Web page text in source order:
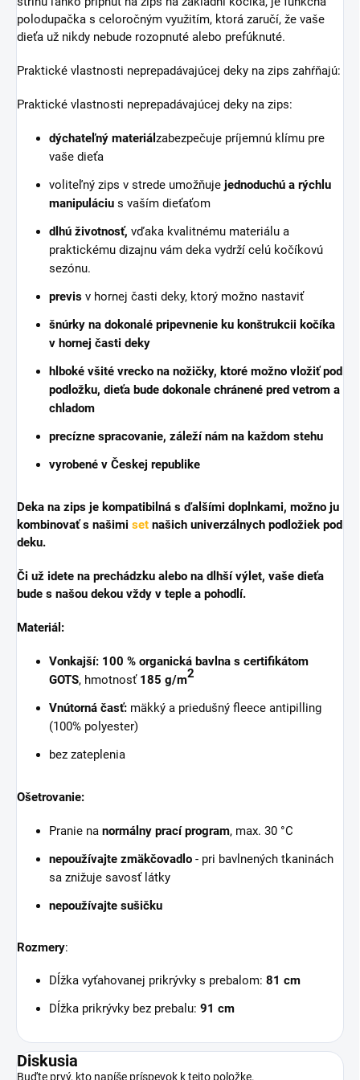
polodupačka s celoročným využitím, ktorá zaručí, že vaše
dieťa už nikdy nebude rozopnuté alebo prefúknuté.
Praktické vlastnosti neprepadávajúcej deky na zips zahŕňajú:
Praktické vlastnosti neprepadávajúcej deky na zips:
dýchateľný materiál zabezpečuje príjemnú klímu pre
vaše dieťa
voliteľný zips v strede umožňuje jednoduchú a rýchlu
manipuláciu s vaším dieťaťom
dlhú životnosť, vďaka kvalitnému materiálu a
praktickému dizajnu vám deka vydrží celú kočíkovú
sezónu.
previs v hornej časti deky, ktorý možno nastaviť
šnúrky na dokonalé pripevnenie ku konštrukcii kočíka
v hornej časti deky
hlboké všité vrecko na nožičky, ktoré možno vložiť pod
podložku, dieťa bude dokonale chránené pred vetrom a
chladom
precízne spracovanie, záleží nám na každom stehu
vyrobené v Českej republike
Deka na zips je kompatibilná s ďalšími doplnkami, možno ju
kombinovať s našimi set našich univerzálnych podložiek pod
deku.
Či už idete na prechádzku alebo na dlhší výlet, vaše dieťa
bude s našou dekou vždy v teple a pohodlí.
Materiál:
Vonkajší: 100 % organická bavlna s certifikátom
GOTS, hmotnosť 185 g/m2
Vnútorná časť: mäkký a priedušný fleece antipilling
(100% polyester)
bez zateplenia
Ošetrovanie:
Pranie na normálny prací program, max. 30 °C
nepoužívajte zmäkčovadlo - pri bavlnených tkaninách
sa znižuje savosť látky
nepoužívajte sušičku
Rozmery:
Dĺžka vyťahovanej prikrývky s prebalom: 81 cm
Dĺžka prikrývky bez prebalu: 91 cm
Diskusia
Buďte prvý, kto napíše príspevok k tejto položke.